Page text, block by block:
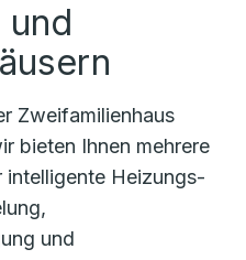
und
Zweifamilienhaus
bieten Ihnen mehrere
Heizungs-
und